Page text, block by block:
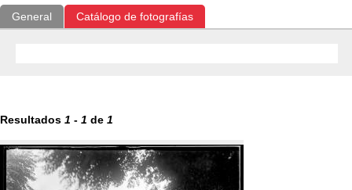
General Catálogo de fotografías
Resultados 1 - 1 de 1